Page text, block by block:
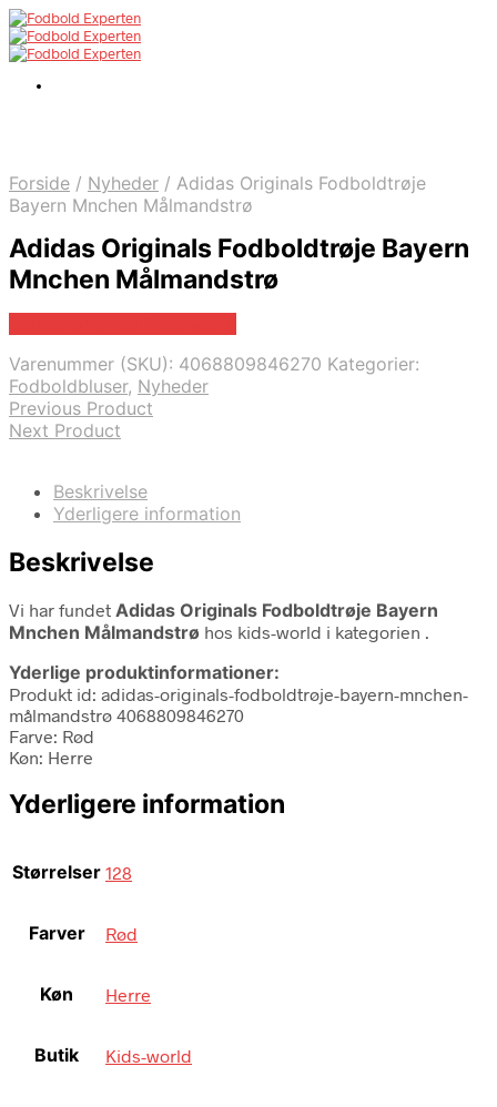
Forside / Nyheder / Adidas Originals Fodboldtrøje
Bayern Mnchen Målmandstrø
Adidas Originals Fodboldtrøje Bayern
Mnchen Målmandstrø
Varenummer (SKU): 4068809846270 Kategorier:
Fodboldbluser, Nyheder
Previous Product
Next Product
Beskrivelse
Yderligere information
Beskrivelse
Vi har fundet Adidas Originals Fodboldtrøje Bayern
Mnchen Målmandstrø hos kids-world i kategorien .
Yderlige produktinformationer:
Produkt id: adidas-originals-fodboldtrøje-bayern-mnchen-
målmandstrø 4068809846270
Farve: Rød
Køn: Herre
Yderligere information
Størrelser 128
Farver Rød
Køn Herre
Butik Kids-world